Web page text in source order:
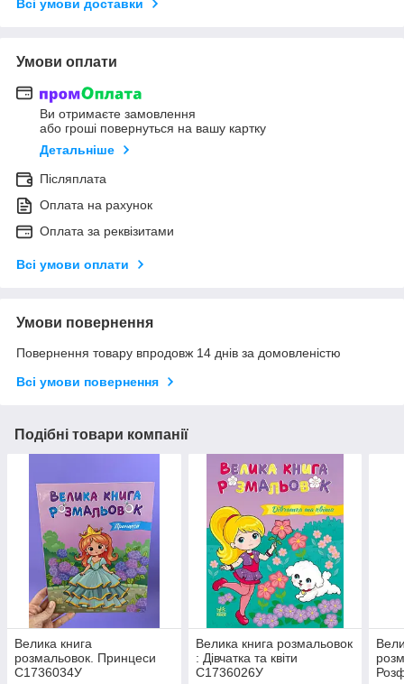
Всі умови доставки
Умови оплати
Ви отримаєте замовлення
або гроші повернуться на вашу картку
Детальніше
Післяплата
Оплата на рахунок
Оплата за реквізитами
Всі умови оплати
Умови повернення
Повернення товару впродовж 14 днів за домовленістю
Всі умови повернення
Подібні товари компанії
Велика книга
розмальовок. Принцеси
С1736034У
Велика книга розмальовок
: Дівчатка та квіти
С1736026У